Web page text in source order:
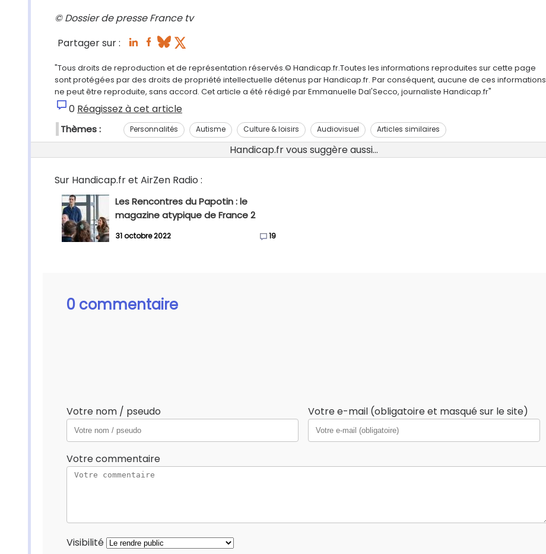
© Dossier de presse France tv
Partager sur :
"Tous droits de reproduction et de représentation réservés.© Handicap.fr.Toutes les informations reproduites sur cette page
sont protégées par des droits de propriété intellectuelle détenus par Handicap.fr. Par conséquent, aucune de ces informations
ne peut être reproduite, sans accord. Cet article a été rédigé par Emmanuelle Dal'Secco, journaliste Handicap.fr"
0 Réagissez à cet article
Thèmes : Personnalités Autisme Culture & loisirs Audiovisuel Articles similaires
Handicap.fr vous suggère aussi...
Sur Handicap.fr et AirZen Radio :
Les Rencontres du Papotin : le
magazine atypique de France 2
31 octobre 2022 19
0 commentaire
Votre nom / pseudo Votre e-mail (obligatoire et masqué sur le site)
Votre commentaire
Visibilité